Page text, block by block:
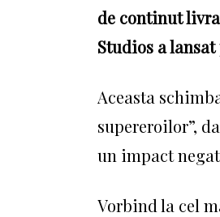
de continut
Studios a
Aceasta
supereroilor”,
un impact
Vorbind la cel